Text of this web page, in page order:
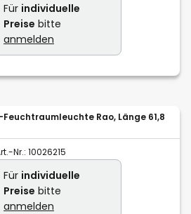
Für individuelle
Preise bitte
anmelden
Feuchtraumleuchte Rao, Länge 61,8
Nr.: 10026215
Für individuelle
Preise bitte
anmelden